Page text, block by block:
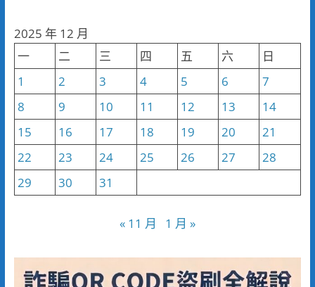
類
2025 年 12 月
一
二 三 四 五 六
日
1
2 3 4 5 6
7
8
9 10 11 12 13
14
15
16 17 18 19 20
21
22
23 24 25 26 27
28
29
30 31
« 11 月 1 月 »